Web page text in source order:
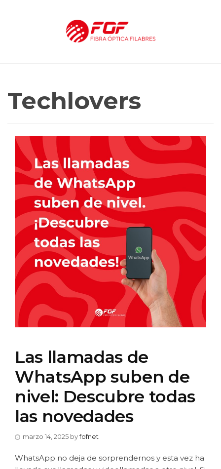
Techlovers
Las llamadas de
WhatsApp suben de
nivel: Descubre todas
las novedades
marzo 14, 2025 byfofnet
WhatsApp no deja de sorprendernos y esta vez ha